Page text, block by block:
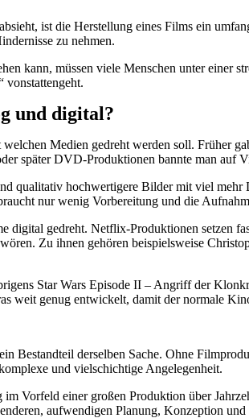
ist die Herstellung eines Films ein
zu nehmen.
kann, müssen viele Menschen unter einer
vonstattengeht.
und digital?
Medien gedreht werden soll. Früher
später DVD-Produktionen bannte man auf
qualitativ hochwertigere Bilder mit viel
nur wenig Vorbereitung und die
digital gedreht. Netflix-Produktionen
Zu ihnen gehören beispielsweise
Star Wars Episode II – Angriff der
weit genug entwickelt, damit der normale
Bestandteil derselben Sache. Ohne
und vielschichtige Angelegenheit.
Vorfeld einer großen Produktion über
aufwendigen Planung, Konzeption